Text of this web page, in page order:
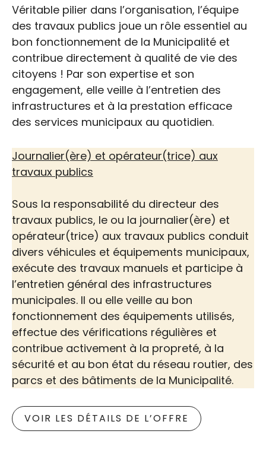
Offre d’emploi |
Journalier(ère) et
opérateur(trice) aux
Véritable pilier dans l’organisation, l’équipe
des travaux publics joue un rôle essentiel au
bon fonctionnement de la Municipalité et
contribue directement à qualité de vie des
citoyens ! Par son expertise et son
engagement, elle veille à l’entretien des
infrastructures et à la prestation efficace
des services municipaux au quotidien.
Journalier(ère) et opérateur(trice) aux
travaux publics
Sous la responsabilité du directeur des
travaux publics, le ou la journalier(ère) et
opérateur(trice) aux travaux publics conduit
divers véhicules et équipements municipaux,
exécute des travaux manuels et participe à
l’entretien général des infrastructures
municipales. Il ou elle veille au bon
fonctionnement des équipements utilisés,
effectue des vérifications régulières et
contribue activement à la propreté, à la
sécurité et au bon état du réseau routier, des
parcs et des bâtiments de la Municipalité.
VOIR LES DÉTAILS DE L’OFFRE